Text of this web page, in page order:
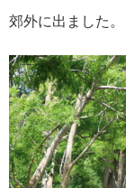
郊外に出ました。